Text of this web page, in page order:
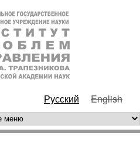
к основному
Русский English
меню